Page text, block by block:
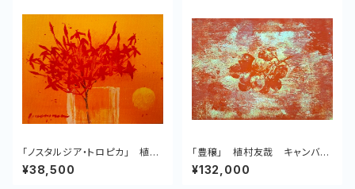
「ノスタルジア・トロピカ」 植村
友哉 キャンバス、アクリル
¥38,500
「豊穣」 植村友哉 キャンバ
ス、アクリル
¥132,000